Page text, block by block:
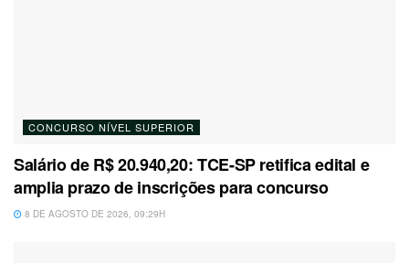
CONCURSO NÍVEL SUPERIOR
Salário de R$ 20.940,20: TCE-SP retifica edital e
amplia prazo de inscrições para concurso
8 DE AGOSTO DE 2026, 09:29H